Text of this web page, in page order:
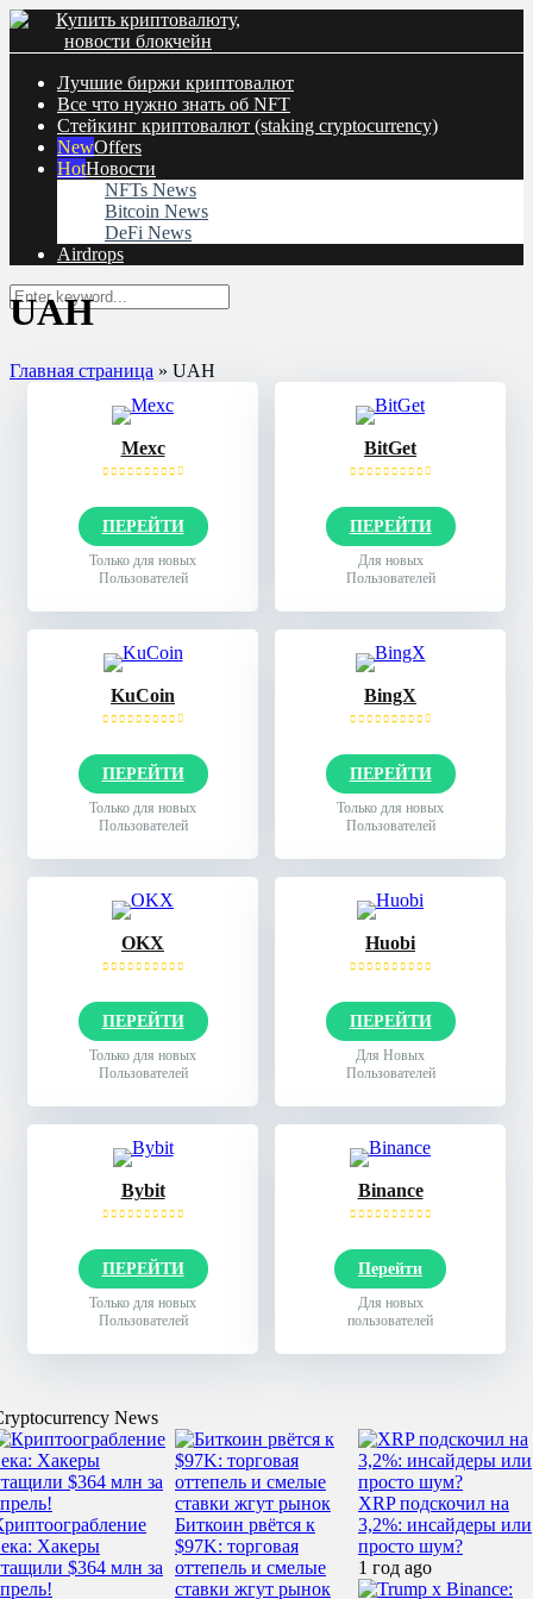
Лучшие биржи криптовалют
Все что нужно знать об NFT
Cтейкинг криптовалют (staking cryptocurrency)
Offers
Новости
NFTs News
Bitcoin News
DeFi News
Airdrops
UAH
Главная страница » UAH
Mexc
ПЕРЕЙТИ
Только для новых
Пользователей
BitGet
ПЕРЕЙТИ
Для новых
Пользователей
KuCoin
ПЕРЕЙТИ
Только для новых
Пользователей
BingX
ПЕРЕЙТИ
Только для новых
Пользователей
OKX
ПЕРЕЙТИ
Только для новых
Пользователей
Huobi
ПЕРЕЙТИ
Для Новых
Пользователей
Bybit
ПЕРЕЙТИ
Только для новых
Пользователей
Binance
Перейти
Для новых
пользователей
News
Хакеры
$364 млн за
Биткоин рвётся к
$97K: торговая
оттепель и смелые
ставки жгут рынок
XRP подскочил на
3,2%: инсайдеры или
просто шум?
1 год ago